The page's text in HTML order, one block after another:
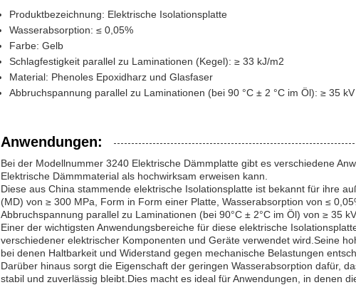
Produktbezeichnung: Elektrische Isolationsplatte
Wasserabsorption: ≤ 0,05%
Farbe: Gelb
Schlagfestigkeit parallel zu Laminationen (Kegel): ≥ 33 kJ/m2
Material: Phenoles Epoxidharz und Glasfaser
Abbruchspannung parallel zu Laminationen (bei 90 °C ± 2 °C im Öl): ≥ 35 kV
Anwendungen:
Bei der Modellnummer 3240 Elektrische Dämmplatte gibt es verschiedene
Elektrische Dämmmaterial als hochwirksam erweisen kann.
Diese aus China stammende elektrische Isolationsplatte ist bekannt für ihre
(MD) von ≥ 300 MPa, Form in Form einer Platte, Wasserabsorption von ≤
Abbruchspannung parallel zu Laminationen (bei 90°C ± 2°C im Öl) von ≥ 35 kV.
Einer der wichtigsten Anwendungsbereiche für diese elektrische
verschiedener elektrischer Komponenten und Geräte verwendet wird.Seine
bei denen Haltbarkeit und Widerstand gegen mechanische Belastungen
Darüber hinaus sorgt die Eigenschaft der geringen Wasserabsorption dafür,
stabil und zuverlässig bleibt.Dies macht es ideal für Anwendungen, in denen